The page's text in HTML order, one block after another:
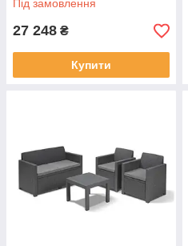
Під замовлення
27 248 ₴
Купити